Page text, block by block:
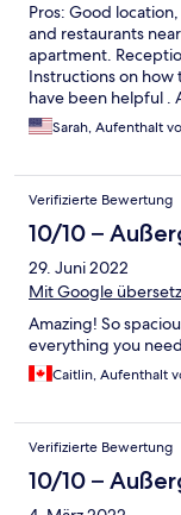
Pros: Good
and restaurants
apartment.
Instructions on
have been helpful .
Were not told that
accessible to taxis .
adjoining street .
advance about this .
Sarah, Aufenthalt
Verifizierte Bewertung
10/10 –
29. Juni 2022
Mit Google
Amazing! So
everything you
Caitlin, Aufenthalt
Verifizierte Bewertung
10/10 –